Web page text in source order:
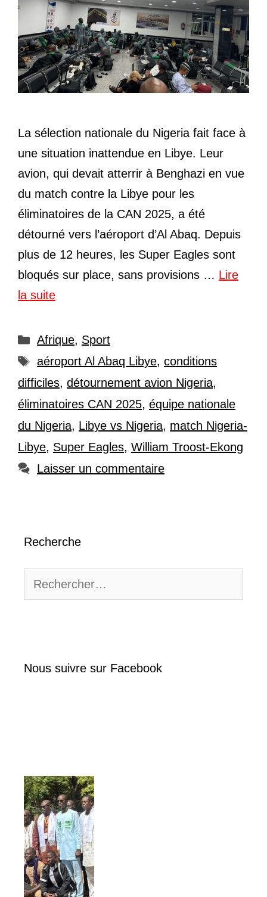
La sélection nationale du Nigeria fait face à
une situation inattendue en Libye. Leur
avion, qui devait atterrir à Benghazi en vue
du match contre la Libye pour les
éliminatoires de la CAN 2025, a été
détourné vers l’aéroport d’Al Abaq. Depuis
plus de 12 heures, les Super Eagles sont
bloqués sur place, sans provisions … Lire
la suite
Catégories
Afrique, Sport
Étiquettes
aéroport Al Abaq Libye, conditions
difficiles, détournement avion Nigeria,
éliminatoires CAN 2025, équipe nationale
du Nigeria, Libye vs Nigeria, match Nigeria-
Libye, Super Eagles, William Troost-Ekong
Laisser un commentaire
Recherche
Nous suivre sur Facebook